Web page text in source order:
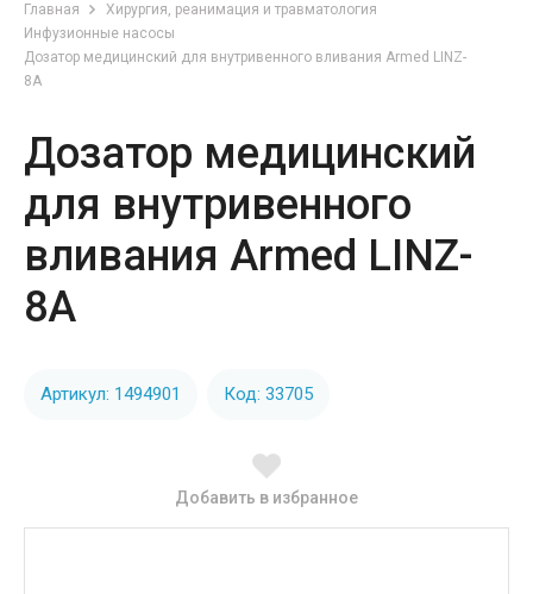
Главная
Хирургия, реанимация и травматология
Инфузионные насосы
Дозатор медицинский для внутривенного вливания Armed LINZ-
8A
Дозатор медицинский
для внутривенного
вливания Armed LINZ-
8A
Артикул: 1494901 Код: 33705
Добавить в избранное